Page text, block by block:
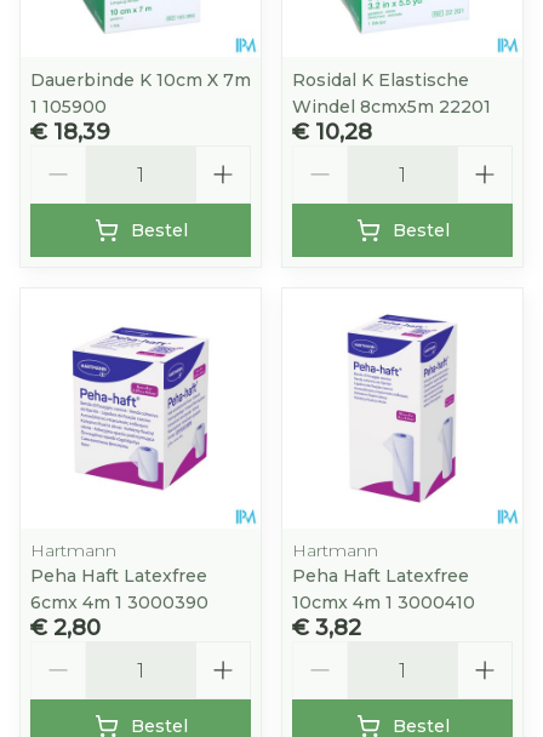
Dauerbinde K 10cm X 7m
1 105900
€ 18,39
Bestel
Rosidal K Elastische
Windel 8cmx5m 22201
€ 10,28
Bestel
Hartmann
Peha Haft Latexfree
6cmx 4m 1 3000390
€ 2,80
Bestel
Hartmann
Peha Haft Latexfree
10cmx 4m 1 3000410
€ 3,82
Bestel